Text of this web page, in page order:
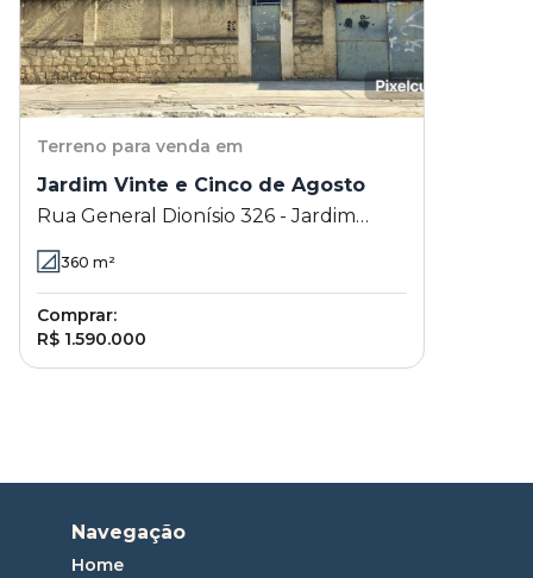
Terreno para venda em
Jardim Vinte e Cinco de Agosto
Rua General Dionísio 326 - Jardim
Vinte e Cinco de Agosto - Duque de
Caxias - RJ
360 m²
Comprar:
R$ 1.590.000
Navegação
Home